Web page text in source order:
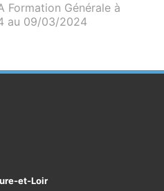
Formation Générale à
au 09/03/2024
et-Loir